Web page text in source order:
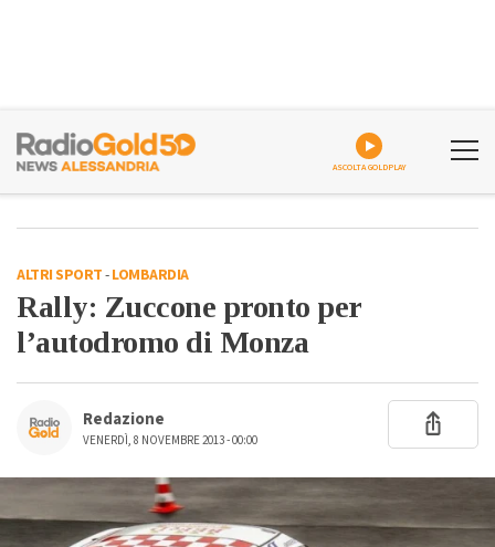
ASCOLTA GOLDPLAY
ALTRI SPORT-LOMBARDIA
Rally: Zuccone pronto per
l’autodromo di Monza
Redazione
VENERDÌ, 8 NOVEMBRE 2013 - 00:00